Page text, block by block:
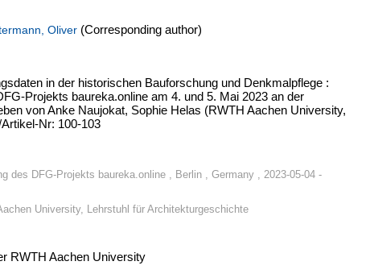
Oliver (Corresponding author)
in der historischen Bauforschung und Denkmalpflege :
Projekts baureka.online am 4. und 5. Mai 2023 an der
von Anke Naujokat, Sophie Helas (RWTH Aachen University,
Nr: 100-103
des DFG-Projekts baureka.online , Berlin , Germany , 2023-05-04 -
University, Lehrstuhl für Architekturgeschichte
RWTH Aachen University